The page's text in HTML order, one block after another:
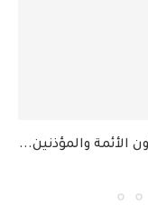
الأئمة والمؤذنين...